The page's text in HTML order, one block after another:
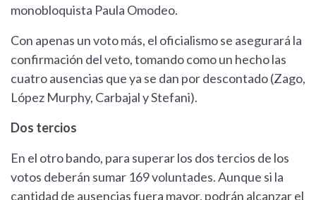
monobloquista Paula Omodeo.
Con apenas un voto más, el oficialismo se asegurará la
confirmación del veto, tomando como un hecho las
cuatro ausencias que ya se dan por descontado (Zago,
López Murphy, Carbajal y Stefani).
Dos tercios
En el otro bando, para superar los dos tercios de los
votos deberán sumar 169 voluntades. Aunque si la
cantidad de ausencias fuera mayor, podrán alcanzar el